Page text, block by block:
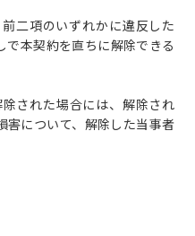
二項のいずれかに違反した
本契約を直ちに解除できる
された場合には、解除され
害について、解除した当事者